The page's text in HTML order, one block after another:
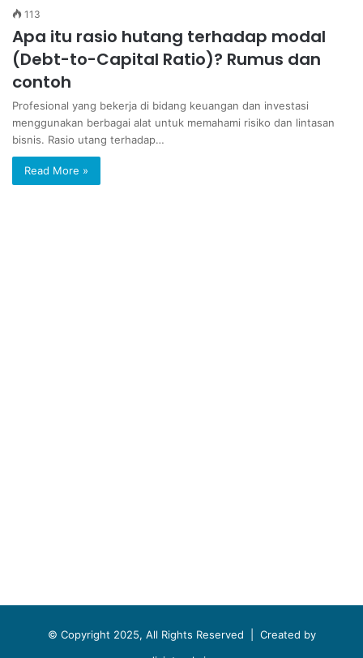
113
Apa itu rasio hutang terhadap modal
(Debt-to-Capital Ratio)? Rumus dan
contoh
Profesional yang bekerja di bidang keuangan dan investasi
menggunakan berbagai alat untuk memahami risiko dan lintasan
bisnis. Rasio utang terhadap…
Read More »
© Copyright 2025, All Rights Reserved | Created by